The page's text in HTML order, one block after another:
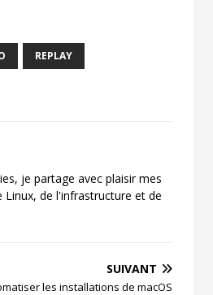
REPLAY
je partage avec plaisir mes
Linux, de l'infrastructure et de
SUIVANT
les installations de macOS